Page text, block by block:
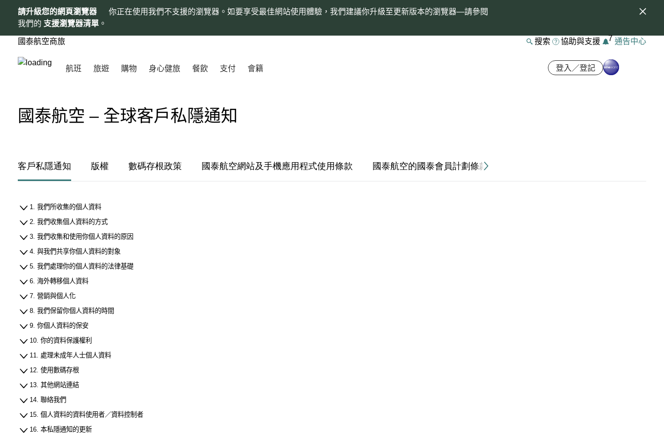
請升級您的網頁瀏覽器
你正在使用我們不支援的瀏覽器。如要享受最佳網站使用體驗，我們建議你升級至更新版本的瀏覽器—請參閱
我們的 支援瀏覽器清單 。
國泰航空商旅 搜索 協助與支援 7 通告中心
航班 旅遊 購物 身心健旅 餐飲 支付 會籍 登入／登記
國泰航空 – 全球客戶私隱通知
客戶私隱通知 版權 數碼存根政策 國泰航空網站及手機應用程式使用條款 國泰航空的國泰會員計劃條款及細則（「條款及細則」）
1. 我們所收集的個人資料
2. 我們收集個人資料的方式
3. 我們收集和使用你個人資料的原因
4. 與我們共享你個人資料的對象
5. 我們處理你的個人資料的法律基礎
6. 海外轉移個人資料
7. 營銷與個人化
8. 我們保留你個人資料的時間
9. 你個人資料的保安
10. 你的資料保護權利
11. 處理未成年人士個人資料
12. 使用數碼存根
13. 其他網站連結
14. 聯絡我們
15. 個人資料的資料使用者／資料控制者
16. 本私隱通知的更新